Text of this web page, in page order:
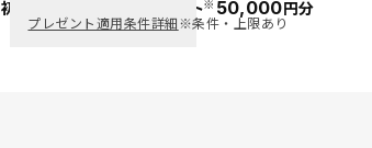
初回面談で ポイント※50,000円分
プレゼント適用条件詳細※条件・上限あり